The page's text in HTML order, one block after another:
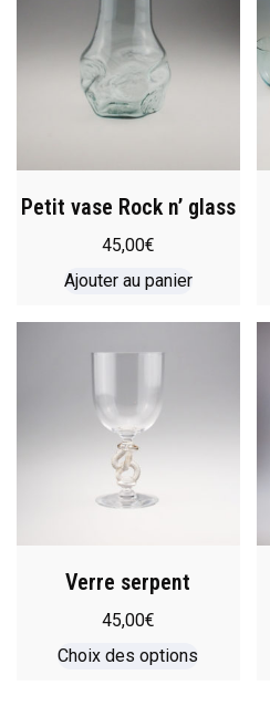
Petit vase Rock n’ glass
45,00€
Ajouter au panier
Verre serpent
45,00€
Choix des options